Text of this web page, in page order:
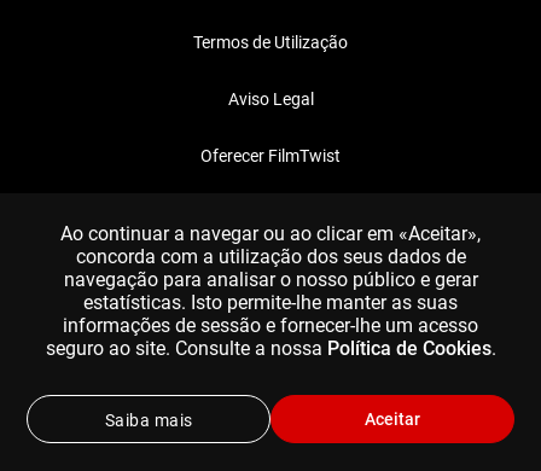
Termos de Utilização
Aviso Legal
Oferecer FilmTwist
Ao continuar a navegar ou ao clicar em «Aceitar»,
concorda com a utilização dos seus dados de
navegação para analisar o nosso público e gerar
estatísticas. Isto permite-lhe manter as suas
informações de sessão e fornecer-lhe um acesso
seguro ao site. Consulte a nossa Política de Cookies.
Aceitar
Saiba mais